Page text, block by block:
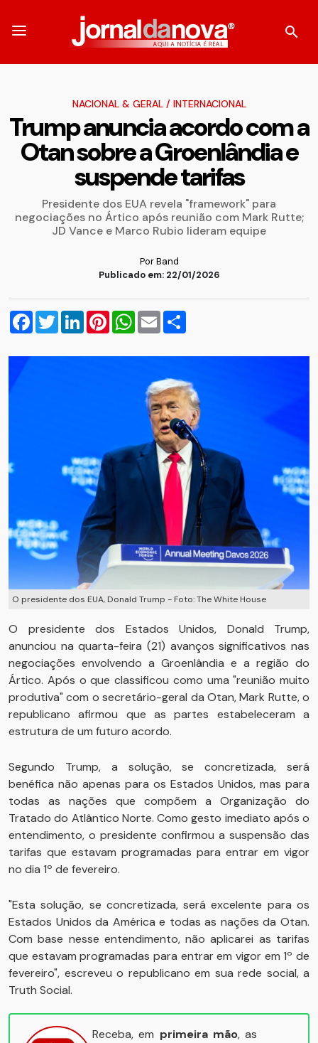
NACIONAL & GERAL/ INTERNACIONAL
Trump anuncia acordo com a
Otan sobre a Groenlândia e
suspende tarifas
Presidente dos EUA revela "framework" para
negociações no Ártico após reunião com Mark Rutte;
JD Vance e Marco Rubio lideram equipe
Por Band
Publicado em: 22/01/2026
Facebook
TwitterLinkedInPinterestWhatsApp
Email
O presidente dos EUA, Donald Trump - Foto: The White House
O presidente dos Estados Unidos, Donald Trump,
anunciou na quarta-feira (21) avanços significativos nas
negociações envolvendo a Groenlândia e a região do
Ártico. Após o que classificou como uma "reunião muito
produtiva" com o secretário-geral da Otan, Mark Rutte, o
republicano afirmou que as partes estabeleceram a
estrutura de um futuro acordo.
Segundo Trump, a solução, se concretizada, será
benéfica não apenas para os Estados Unidos, mas para
todas as nações que compõem a Organização do
Tratado do Atlântico Norte. Como gesto imediato após o
entendimento, o presidente confirmou a suspensão das
tarifas que estavam programadas para entrar em vigor
no dia 1º de fevereiro.
"Esta solução, se concretizada, será excelente para os
Estados Unidos da América e todas as nações da Otan.
Com base nesse entendimento, não aplicarei as tarifas
que estavam programadas para entrar em vigor em 1º de
fevereiro", escreveu o republicano em sua rede social, a
Truth Social.
Receba, em primeira mão, as